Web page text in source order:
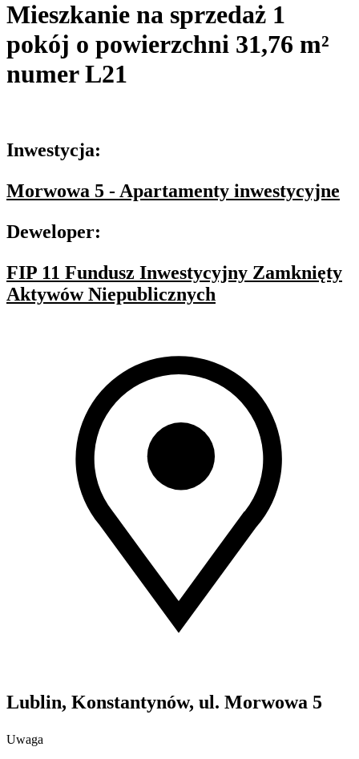
Mieszkanie na sprzedaż 1
pokój o powierzchni 31,76 m²
numer L21
Inwestycja:
Morwowa 5 - Apartamenty inwestycyjne
Deweloper:
FIP 11 Fundusz Inwestycyjny Zamknięty
Aktywów Niepublicznych
Lublin, Konstantynów, ul. Morwowa 5
Uwaga